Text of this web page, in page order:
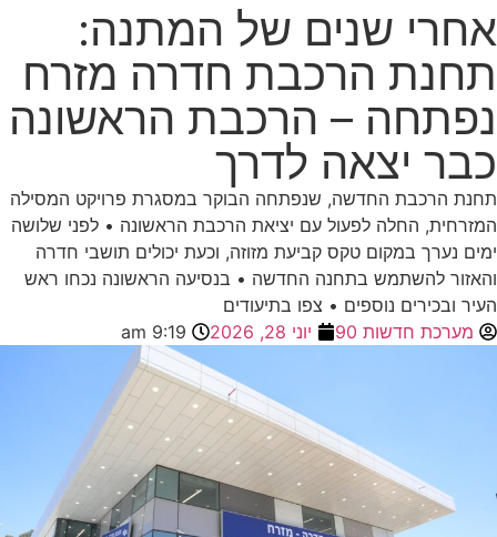
שנים של המתנה:
הרכבת חדרה מזרח
– הרכבת הראשונה
יצאה לדרך
החדשה, שנפתחה הבוקר במסגרת פרויקט המסילה
החלה לפעול עם יציאת הרכבת הראשונה • לפני שלושה
במקום טקס קביעת מזוזה, וכעת יכולים תושבי חדרה
להשתמש בתחנה החדשה • בנסיעה הראשונה נכחו ראש
נוספים • צפו בתיעודים
חדשות 90
יוני 28, 2026 9:19 am